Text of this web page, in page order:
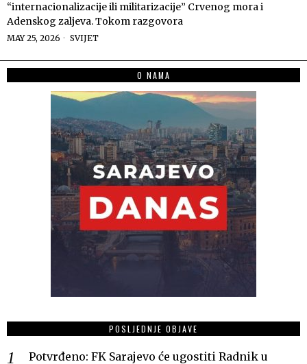
“internacionalizacije ili militarizacije” Crvenog mora i
Adenskog zaljeva. Tokom razgovora
MAY 25, 2026 SVIJET
O NAMA
POSLJEDNJE OBJAVE
Potvrđeno: FK Sarajevo će ugostiti Radnik u